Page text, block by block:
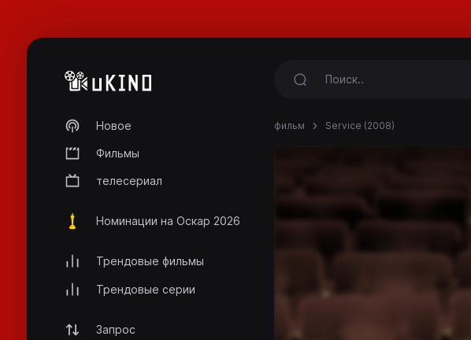
Новое
Фильмы
телесериал
Номинации на Оскар 2026
Трендовые фильмы
Трендовые серии
Запрос
фильм Service (2008)